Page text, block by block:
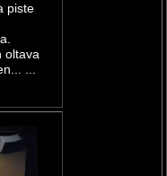
piste
oltava
...